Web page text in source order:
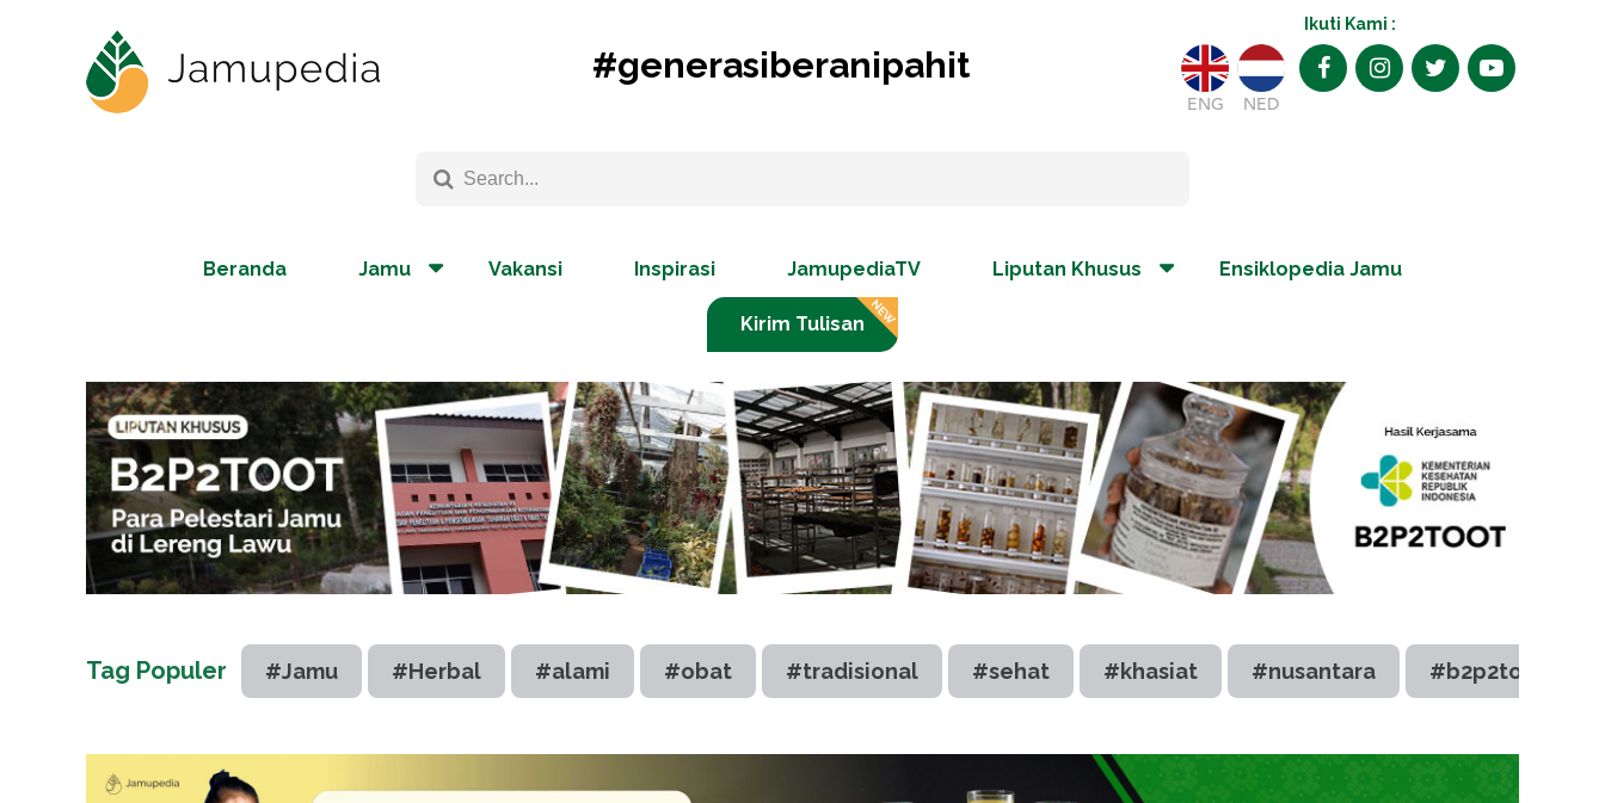
#generasiberanipahit
Ikuti Kami :
ENG NED
Beranda Jamu Vakansi Inspirasi JamupediaTV Liputan Khusus Ensiklopedia Jamu
Kirim Tulisan
Tag Populer #Jamu #Herbal #alami #obat #tradisional #sehat #khasiat #nusantara #b2p2toot